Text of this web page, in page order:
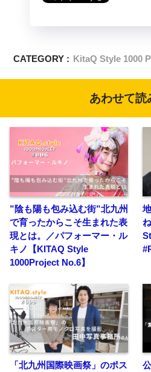
CATEGORY : KitaQ Style 1000
あわせて読
”陰も陽も包み込む街”北九州
で育ったからこそ生まれた表
現とは。／パフォーマー・ル
キノ【KITAQ Style
1000Project No.6】
「北九州国際映画祭」のポス